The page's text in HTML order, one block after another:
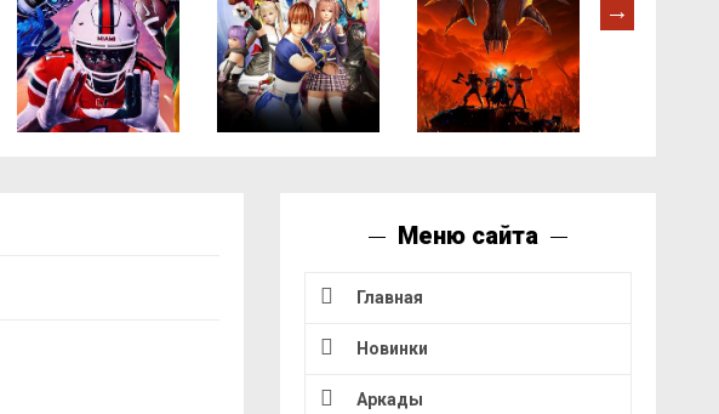
Меню сайта
Главная
Новинки
Аркады